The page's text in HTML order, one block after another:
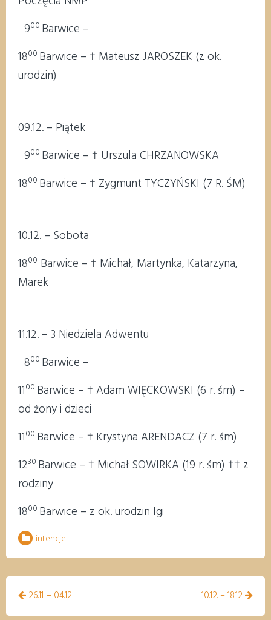
900 Barwice –
1800 Barwice – † Mateusz JAROSZEK (z ok.
urodzin)
09.12. – Piątek
900 Barwice – † Urszula CHRZANOWSKA
1800 Barwice – † Zygmunt TYCZYŃSKI (7 R. ŚM)
10.12. – Sobota
1800 Barwice – † Michał, Martynka, Katarzyna,
Marek
11.12. – 3 Niedziela Adwentu
800 Barwice –
1100 Barwice – † Adam WIĘCKOWSKI (6 r. śm) –
od żony i dzieci
1100 Barwice – † Krystyna ARENDACZ (7 r. śm)
1230 Barwice – † Michał SOWIRKA (19 r. śm) †† z
rodziny
1800 Barwice – z ok. urodzin Igi
intencje
Nawigacja
wpisu
26.11. – 04.12 10.12. – 18.12